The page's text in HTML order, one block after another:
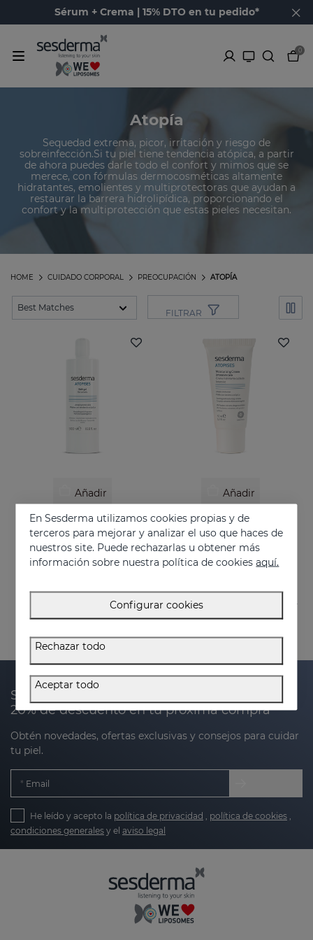
Sérum + Crema | 15% DTO en tu pedido*
0
Atopía
Sequedad extrema, picor, irritación y riesgo de
sobreinfección.Si tu piel tiene tendencia atópica, a partir
de ahora puedes darle todo el confort y mimos que se
merece, con fórmulas dermocosméticas altamente
hidratantes, emolientes y multiprotectoras que ayudan a
restaurar la barrera hidrolipídica, proporcionando el
confort y la multiprotección que estas pieles necesitan.
ATOPÍA
PREOCUPACIÓN
CUIDADO CORPORAL
HOME
FILTRAR
Añadir
ATOPISES Gel De Baño
Higiene diaria para pieles con tendencia atópica
12.95 €
Añadir
Cuidado intensivo para pieles con tendencia atópica
26.95 €
Suscríbete a nuestra newsletter y recibe un
20% de descuento en tu próxima compra
Obtén novedades, ofertas exclusivas y consejos para cuidar
tu piel.
Email
He leído y acepto la política de privacidad , política de cookies ,
condiciones generales y el aviso legal
En Sesderma utilizamos cookies propias y de
terceros para mejorar y analizar el uso que haces de
nuestros site. Puede rechazarlas u obtener más
información sobre nuestra política de cookiesaquí.
Configurar cookies
Rechazar todo
Aceptar todo